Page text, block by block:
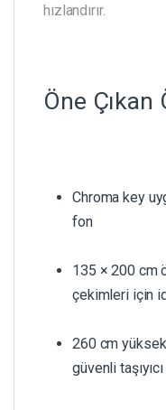
hızlandırır.
Öne Çıkan
Chroma key
fon
135 × 200 cm
çekimleri için
260 cm
güvenli taşıyıcı